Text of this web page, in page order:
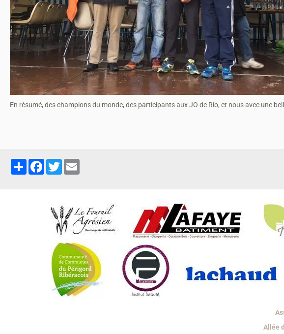
En résumé, des champions du monde, des participants aux JO de Rio, et nous avec une
PartagerFacebook
Twitter
Allée